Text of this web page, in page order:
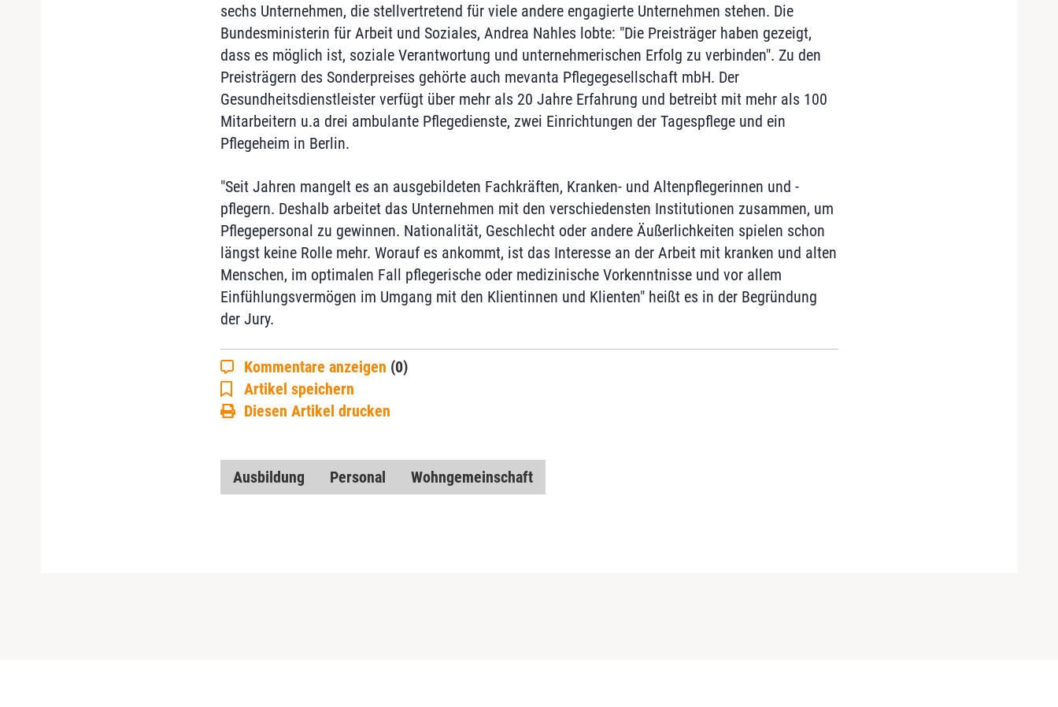
sechs Unternehmen, die stellvertretend für viele andere engagierte Unternehmen stehen. Die
Bundesministerin für Arbeit und Soziales, Andrea Nahles lobte: "Die Preisträger haben gezeigt,
dass es möglich ist, soziale Verantwortung und unternehmerischen Erfolg zu verbinden". Zu den
Preisträgern des Sonderpreises gehörte auch mevanta Pflegegesellschaft mbH. Der
Gesundheitsdienstleister verfügt über mehr als 20 Jahre Erfahrung und betreibt mit mehr als 100
Mitarbeitern u.a drei ambulante Pflegedienste, zwei Einrichtungen der Tagespflege und ein
Pflegeheim in Berlin.
"Seit Jahren mangelt es an ausgebildeten Fachkräften, Kranken- und Altenpflegerinnen und -
pflegern. Deshalb arbeitet das Unternehmen mit den verschiedensten Institutionen zusammen, um
Pflegepersonal zu gewinnen. Nationalität, Geschlecht oder andere Äußerlichkeiten spielen schon
längst keine Rolle mehr. Worauf es ankommt, ist das Interesse an der Arbeit mit kranken und alten
Menschen, im optimalen Fall pflegerische oder medizinische Vorkenntnisse und vor allem
Einfühlungsvermögen im Umgang mit den Klientinnen und Klienten" heißt es in der Begründung
der Jury.
Kommentare anzeigen (0)
Artikel speichern
Diesen Artikel drucken
Ausbildung Personal Wohngemeinschaft